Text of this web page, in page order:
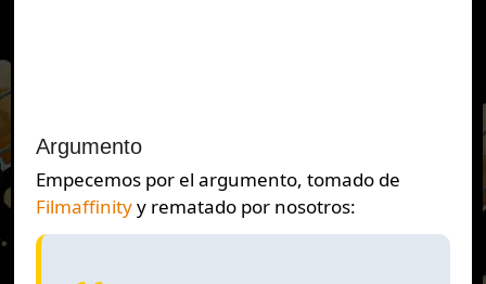
Argumento
Empecemos por el argumento, tomado de
Filmaffinityy rematado por nosotros: